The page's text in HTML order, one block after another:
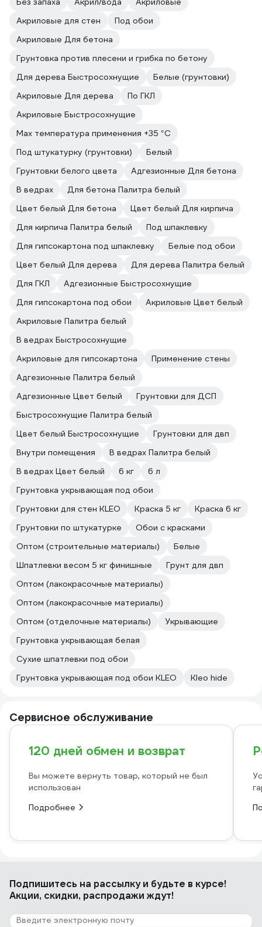
Акриловые для стен
Под обои
Акриловые Для бетона
Грунтовка против плесени и грибка по бетону
Для дерева Быстросохнущие
Белые (грунтовки)
Акриловые Для дерева
По ГКЛ
Акриловые Быстросохнущие
Max температура применения +35 °С
Под штукатурку (грунтовки)
Белый
Грунтовки белого цвета
Адгезионные Для бетона
В ведрах
Для бетона Палитра белый
Цвет белый Для бетона
Цвет белый Для кирпича
Для кирпича Палитра белый
Под шпаклевку
Для гипсокартона под шпаклевку
Белые под обои
Цвет белый Для дерева
Для дерева Палитра белый
Для ГКЛ
Адгезионные Быстросохнущие
Для гипсокартона под обои
Акриловые Цвет белый
Акриловые Палитра белый
В ведрах Быстросохнущие
Акриловые для гипсокартона
Применение стены
Адгезионные Палитра белый
Адгезионные Цвет белый
Грунтовки для ДСП
Быстросохнущие Палитра белый
Цвет белый Быстросохнущие
Грунтовки для двп
Внутри помещения
В ведрах Палитра белый
В ведрах Цвет белый
6 кг
6 л
Грунтовка укрывающая под обои
Грунтовки для стен KLEO
Краска 5 кг
Краска 6 кг
Грунтовки по штукатурке
Обои с красками
Оптом (строительные материалы)
Белые
Шпатлевки весом 5 кг финишные
Грунт для двп
Оптом (лакокрасочные материалы)
Оптом (лакокрасочные материалы)
Оптом (отделочные материалы)
Укрывающие
Грунтовка укрывающая белая
Сухие шпатлевки под обои
Грунтовка укрывающая под обои KLEO
Kleo hide
Сервисное обслуживание
120 дней обмен и возврат
Вы можете вернуть товар, который не был
использован
Подробнее
Подпишитесь на рассылкуи будьте в курсе!
Акции, скидки, распродажи ждут!